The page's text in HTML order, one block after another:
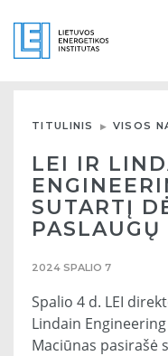
TITULINIS VISOS
LEI IR
SUTARTĮ
2024 SPALIO 7
Spalio 4 d. LEI
Lindain
Maciūnas pasirašė